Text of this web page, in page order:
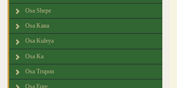
Osa Shepe
Osa Kana
Osa Kuleya
Osa Ka
Osa Trupon
Osa Eure